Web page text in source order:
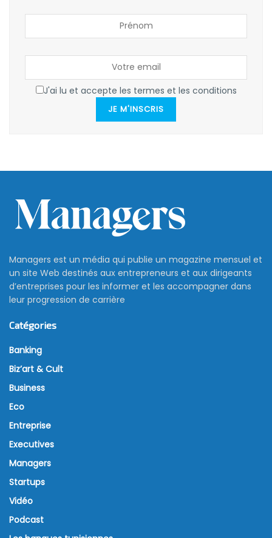
J'ai lu et accepte les termes et les conditions
JE M'INSCRIS
Managers est un média qui publie un magazine mensuel et
un site Web destinés aux entrepreneurs et aux dirigeants
d’entreprises pour les informer et les accompagner dans
leur progression de carrière
Catégories
Banking
Biz’art & Cult
Business
Eco
Entreprise
Executives
Managers
Startups
Vidéo
Podcast